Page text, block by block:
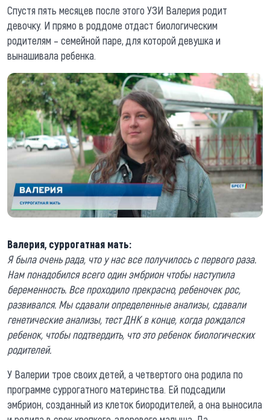
Спустя пять месяцев после этого УЗИ Валерия родит
девочку. И прямо в роддоме отдаст биологическим
родителям – семейной паре, для которой девушка и
вынашивала ребенка.
Валерия, суррогатная мать:
Я была очень рада, что у нас все получилось с первого раза.
Нам понадобился всего один эмбрион чтобы наступила
беременность. Все проходило прекрасно, ребеночек рос,
развивался. Мы сдавали определенные анализы, сдавали
генетические анализы, тест ДНК в конце, когда рождался
ребенок, чтобы подтвердить, что это ребенок биологических
родителей.
У Валерии трое своих детей, а четвертого она родила по
программе суррогатного материнства. Ей подсадили
эмбрион, созданный из клеток биородителей, а она выносила